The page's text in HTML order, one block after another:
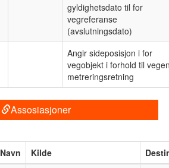
gyldighetsdato til for
vegreferanse
(avslutningsdato)
Angir sideposisjon i for
vegobjekt i forhold til
metreringsretning
Assosiasjoner
Navn Kilde